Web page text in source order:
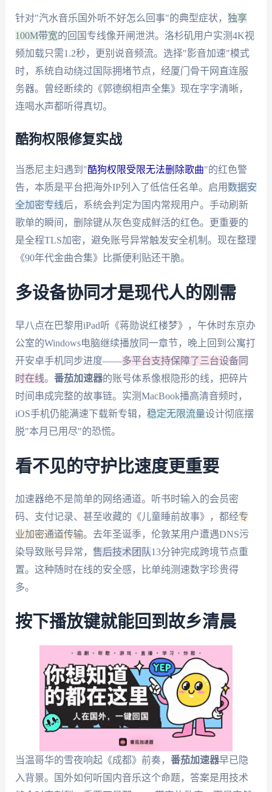
针对"汽水音乐国外听不好怎么回事"的典型症状， 独享
100M带宽的回国专线像开闸泄洪。洛杉矶用户实测4K视
频加载只需1.2秒，更别说音频流。选择"影音加速"模式
时，系统自动绕过国际拥堵节点，经厦门骨干网直连服
务器。曾经断续的《郭德纲相声全集》现在字字清晰，
连喝水声都听得真切。
酷狗权限修复实战
当悉尼主妇遇到"酷狗权限受限无法删除歌曲"的红色警
告，本质是平台把海外IP列入了低信任名单。启用数据安
全加密专线后，系统会判定为国内常规用户。手动刷新
歌单的瞬间，删除键从灰色变成鲜活的红色。更重要的
是全程TLS加密，避免账号异常触发安全机制。现在整理
《90年代金曲合集》比撕便利贴还干脆。
多设备协同才是现代人的刚需
早八点在巴黎用iPad听《蒋勋说红楼梦》，午休时东京办
公室的Windows电脑继续播放同一章节，晚上回到公寓打
开安卓手机同步进度——多平台支持保障了三台设备同
时在线。 番茄加速器的账号体系像根隐形的线，把碎片
时间串成完整的故事链。实测MacBook播高清音频时，
iOS手机仍能满速下载新专辑， 稳定无限流量设计彻底摆
脱"本月已用尽"的恐慌。
看不见的守护比速度更重要
加速器绝不是简单的网络通道。听书时输入的会员密
码、支付记录、甚至收藏的《儿童睡前故事》，都经专
业加密通道传输。去年圣诞季，伦敦某用户遭遇DNS污
染导致账号异常， 售后技术团队13分钟完成跨境节点重
置。这种随时在线的安全感，比单纯测速数字珍贵得
多。
按下播放键就能回到故乡清晨
当温哥华的雪夜响起《成都》前奏， 番茄加速器早已隐
入背景。国外如何听国内音乐这个命题，答案是用技术